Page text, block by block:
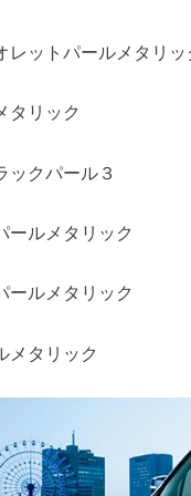
レットパールメタリッ
タリック
ックパール３
ールメタリック
ールメタリック
メタリック